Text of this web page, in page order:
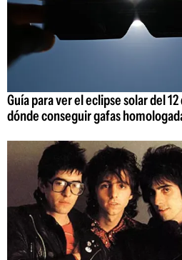
Guía para ver el eclipse solar del
dónde conseguir gafas